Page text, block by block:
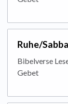
Ruhe/
Bibelverse
Gebet